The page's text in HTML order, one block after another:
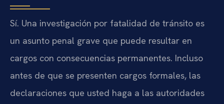
Sí. Una investigación por fatalidad de tránsito es
un asunto penal grave que puede resultar en
cargos con consecuencias permanentes. Incluso
antes de que se presenten cargos formales, las
declaraciones que usted haga a las autoridades